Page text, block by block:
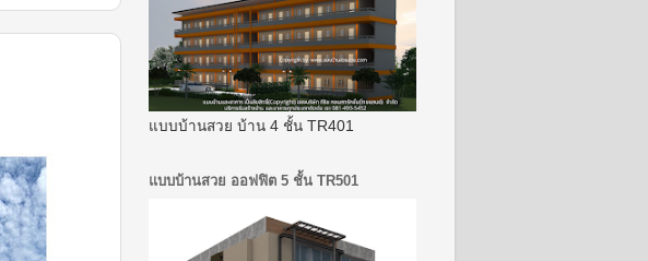
แบบบ้านสวย บ้าน 4 ชั้น TR401
แบบบ้านสวย ออฟฟิต 5 ชั้น TR501